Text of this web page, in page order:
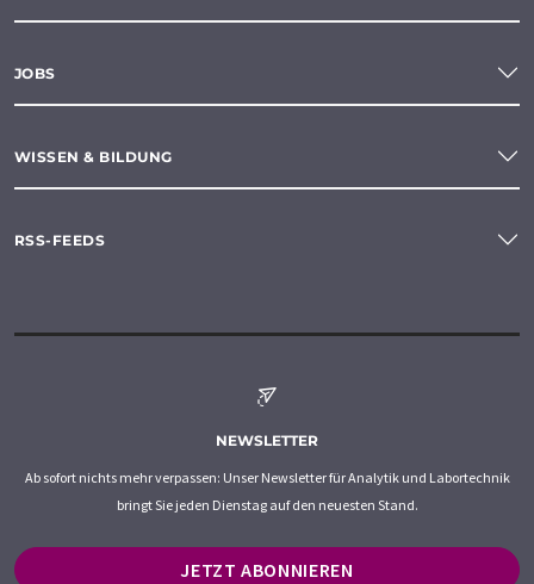
JOBS
WISSEN & BILDUNG
RSS-FEEDS
NEWSLETTER
Ab sofort nichts mehr verpassen: Unser Newsletter für Analytik und Labortechnik
bringt Sie jeden Dienstag auf den neuesten Stand.
JETZT ABONNIEREN